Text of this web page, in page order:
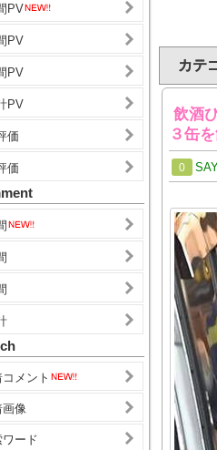
PV
PV
PV
PV
価
価
コメント
画像
ード
カテ
飲酒
３缶
0